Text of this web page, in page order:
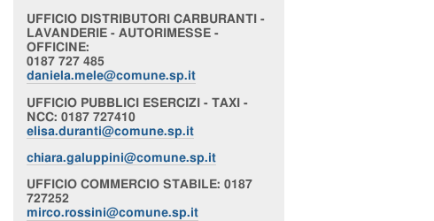
UFFICIO DISTRIBUTORI CARBURANTI -
LAVANDERIE - AUTORIMESSE -
OFFICINE:
0187 727 485
daniela.mele@comune.sp.it
UFFICIO PUBBLICI ESERCIZI - TAXI -
NCC: 0187 727410
elisa.duranti@comune.sp.it
chiara.galuppini@comune.sp.it
UFFICIO COMMERCIO STABILE: 0187
727252
mirco.rossini@comune.sp.it